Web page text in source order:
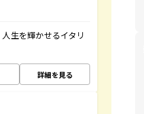
生を輝かせるイタリ
詳細を見る